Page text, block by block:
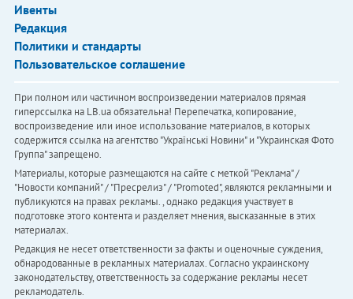
Ивенты
Редакция
Политики и стандарты
Пользовательское соглашение
При полном или частичном воспроизведении материалов прямая
гиперссылка на LB.ua обязательна! Перепечатка, копирование,
воспроизведение или иное использование материалов, в которых
содержится ссылка на агентство "Українськi Новини" и "Украинская Фото
Группа" запрещено.
Материалы, которые размещаются на сайте с меткой "Реклама" /
"Новости компаний" / "Пресрелиз" / "Promoted", являются рекламными и
публикуются на правах рекламы. , однако редакция участвует в
подготовке этого контента и разделяет мнения, высказанные в этих
материалах.
Редакция не несет ответственности за факты и оценочные суждения,
обнародованные в рекламных материалах. Согласно украинскому
законодательству, ответственность за содержание рекламы несет
рекламодатель.